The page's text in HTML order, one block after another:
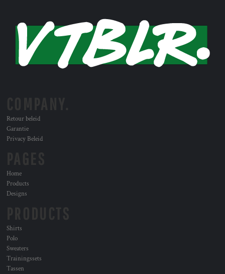
Retour beleid
Garantie
Privacy Beleid
Home
Products
Designs
Shirts
Polo
Sweaters
Trainingssets
Tassen